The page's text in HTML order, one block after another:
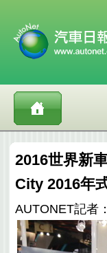
2016世界新
City 2016年
AUTONET記者